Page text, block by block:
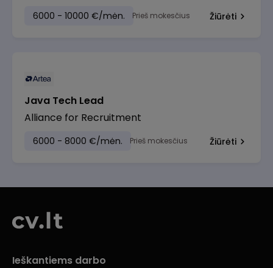
6000 - 10000 €/mėn. Prieš mokesčius Žiūrėti
Java Tech Lead
Alliance for Recruitment
6000 - 8000 €/mėn. Prieš mokesčius Žiūrėti
Ieškantiems darbo